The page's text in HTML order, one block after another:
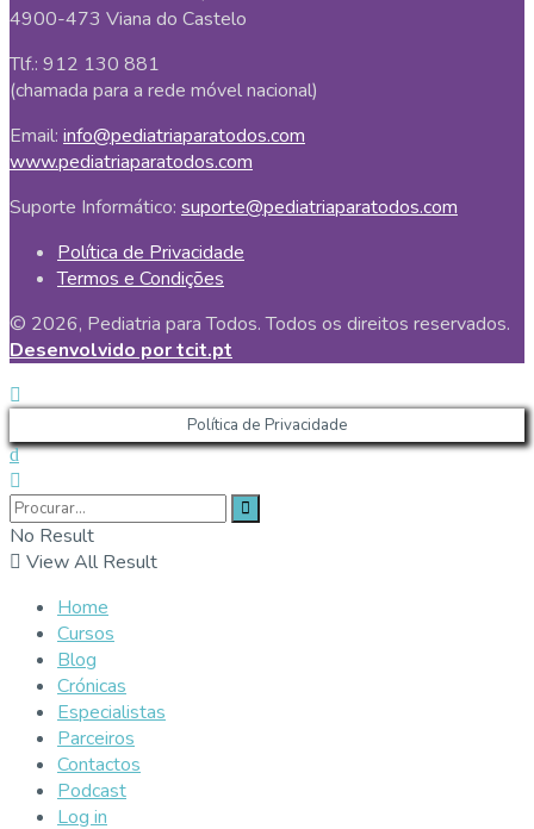
4900-473 Viana do Castelo
Tlf.: 912 130 881
(chamada para a rede móvel nacional)
Email: info@pediatriaparatodos.com
www.pediatriaparatodos.com
Suporte Informático: suporte@pediatriaparatodos.com
Política de Privacidade
Termos e Condições
© 2026, Pediatria para Todos. Todos os direitos reservados.
Desenvolvido por tcit.pt
Política de Privacidade
No Result
View All Result
Home
Cursos
Blog
Crónicas
Especialistas
Parceiros
Contactos
Podcast
Log in